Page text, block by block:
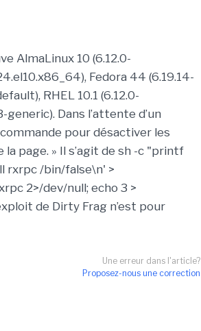
AlmaLinux 10 (6.12.0-
Fedora 44 (6.19.14-
RHEL 10.1 (6.12.0-
Dans l’attente d’un
pour désactiver les
page. » Il s’agit de sh -c "printf
rxrpc /bin/false\n' >
2>/dev/null; echo 3 >
de Dirty Frag n’est pour
Une erreur dans l'article?
Proposez-nous une correction